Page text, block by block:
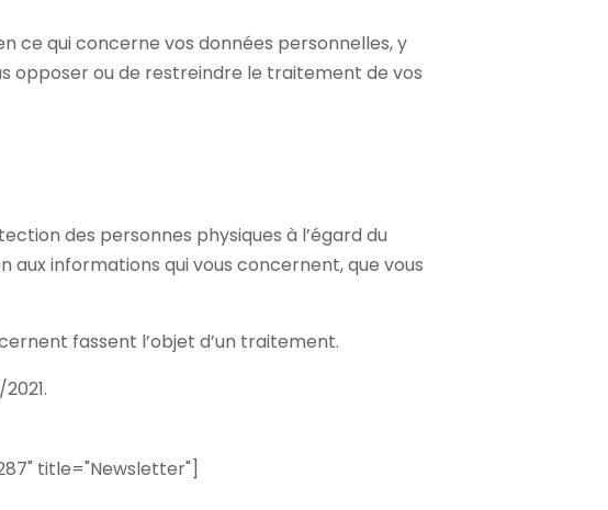
ce qui concerne vos données personnelles, y
opposer ou de restreindre le traitement de vos
des personnes physiques à l’égard du
informations qui vous concernent, que vous
fassent l’objet d’un traitement.
title="Newsletter"]